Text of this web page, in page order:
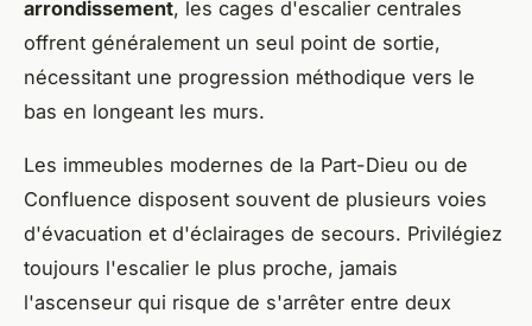
arrondissement, les cages d'escalier centrales
offrent généralement un seul point de sortie,
nécessitant une progression méthodique vers le
bas en longeant les murs.
Les immeubles modernes de la Part-Dieu ou de
Confluence disposent souvent de plusieurs voies
d'évacuation et d'éclairages de secours. Privilégiez
toujours l'escalier le plus proche, jamais
l'ascenseur qui risque de s'arrêter entre deux